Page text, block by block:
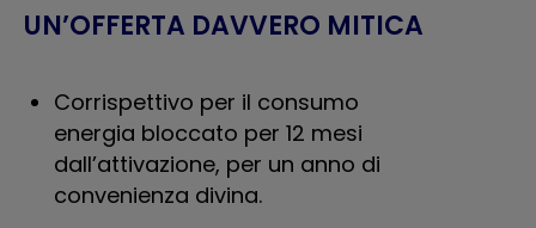
UN’OFFERTA DAVVERO MITICA
Corrispettivo per il consumo
energia bloccato per 12 mesi
dall’attivazione, per un anno di
convenienza divina.